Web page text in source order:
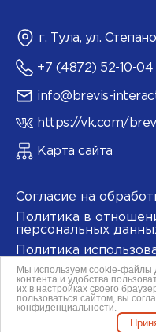
г. Тула, ул.
+7 (4872) 52-10-04
info@brevis-
https://vk.com/
Карта сайта
Согласие на
Политика в
персональных
Политика
Согласие на
программами
Мы используем cookie-файлы
контента и удобства
их в настройках своего
пользоваться сайтом, вы
конфиденциальности.